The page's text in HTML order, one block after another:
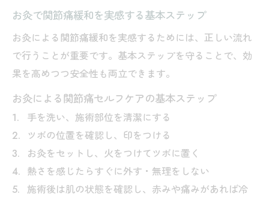
お灸で膝や指の違和感を緩和するコツ
慣
痛みが強い日のお灸活用と控えるタイミン
やってはいけないお灸の注意点と実践法
お灸で関節痛が悪化しやすい危険なケース
炎症や腫れが強い時のお灸のリスクと注意
お灸で関節痛緩和を実感する基本ステップ
お灸による関節痛緩和を実感するためには、正しい流れ
で行うことが重要です。基本ステップを守ることで、効
果を高めつつ安全性も両立できます。
お灸による関節痛セルフケアの基本ステップ
手を洗い、施術部位を清潔にする
ツボの位置を確認し、印をつける
お灸をセットし、火をつけてツボに置く
熱さを感じたらすぐに外す・無理をしない
施術後は肌の状態を確認し、赤みや痛みがあれば冷